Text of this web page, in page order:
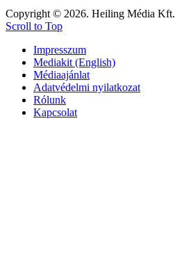
Copyright © 2026. Heiling Média Kft.
Scroll to Top
Impresszum
Mediakit (English)
Médiaajánlat
Adatvédelmi nyilatkozat
Rólunk
Kapcsolat